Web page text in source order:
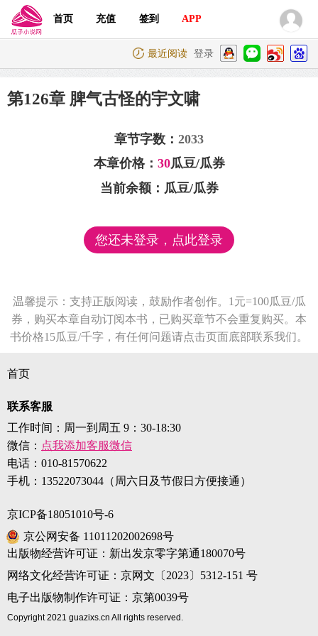
首页 充值 签到 APP
最近阅读 登录
第126章 脾气古怪的宇文啸
章节字数： 2033
本章价格： 30瓜豆/瓜券
当前余额： 瓜豆/瓜券
您还未登录，点此登录
温馨提示：支持正版阅读，鼓励作者创作。1元=100瓜豆/瓜
券，购买本章自动订阅本书，已购买章节不会重复购买。本
书价格15瓜豆/千字，有任何问题请点击页面底部联系我们。
首页
联系客服
工作时间：周一到周五 9：30-18:30
微信： 点我添加客服微信
电话： 010-81570622
手机： 13522073044（周六日及节假日方便接通）
京ICP备18051010号-6
京公网安备 11011202002698号
出版物经营许可证：新出发京零字第通180070号
网络文化经营许可证：京网文〔2023〕5312-151 号
电子出版物制作许可证：京第0039号
Copyright 2021 guazixs.cn All rights reserved.